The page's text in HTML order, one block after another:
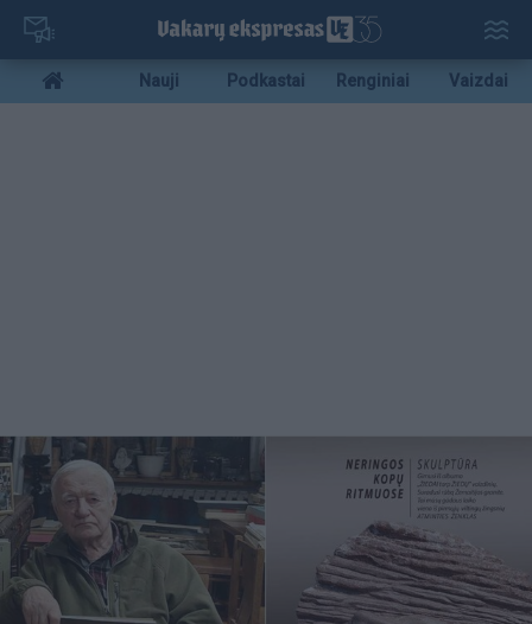
Pereiti
pagrindinį
turinį
Mobile
menu
Nauji Podkastai Renginiai Vaizdai